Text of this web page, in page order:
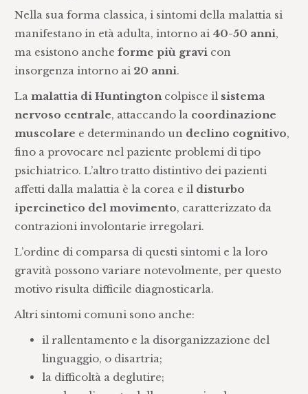
Nella sua forma classica, i sintomi della malattia si
manifestano in età adulta, intorno ai 40-50 anni,
ma esistono ancheforme più gravi con
insorgenza intorno ai 20 anni.
Lamalattia di Huntingtoncolpisce il sistema
nervoso centrale, attaccando la coordinazione
muscolare e determinando un declino cognitivo,
fino a provocare nel paziente problemi di tipo
psichiatrico. L’altro tratto distintivo dei pazienti
affetti dalla malattia è la corea e il disturbo
ipercinetico del movimento, caratterizzato da
contrazioni involontarie irregolari.
L’ordine di comparsa di questi sintomi e la loro
gravità possono variare notevolmente, per questo
motivo risulta difficile diagnosticarla.
Altri sintomi comuni sono anche:
il rallentamento e la disorganizzazione del
linguaggio, o disartria;
la difficoltà a deglutire;